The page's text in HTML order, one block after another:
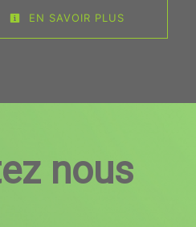
EN SAVOIR PLUS
nous